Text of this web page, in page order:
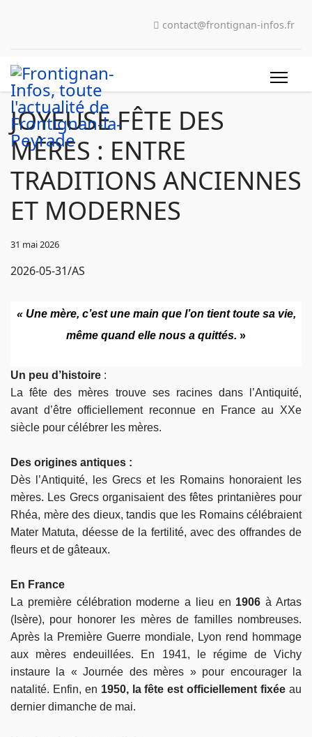
contact@frontignan-infos.fr
JOYEUSE FÊTE DES
MÈRES : ENTRE
TRADITIONS ANCIENNES
ET MODERNES
31 mai 2026
2026-05-31/AS
« Une mère, c’est une main que l’on tient toute sa vie,
même quand elle nous a quittés. »
Un peu d’histoire :
La fête des mères trouve ses racines dans l’Antiquité,
avant d’être officiellement reconnue en France au XXe
siècle pour célébrer les mères.
Des origines antiques :
Dès l’Antiquité, les Grecs et les Romains honoraient les
mères. Les Grecs organisaient des fêtes printanières pour
Rhéa, mère des dieux, tandis que les Romains célébraient
Mater Matuta, déesse de la fertilité, avec des offrandes de
fleurs et de gâteaux.
En France
La première célébration moderne a lieu en 1906 à Artas
(Isère), pour honorer les mères de familles nombreuses.
Après la Première Guerre mondiale, Lyon rend hommage
aux mères endeuillées. En 1941, le régime de Vichy
instaure la « Journée des mères » pour encourager la
natalité. Enfin, en 1950, la fête est officiellement fixée au
dernier dimanche de mai.